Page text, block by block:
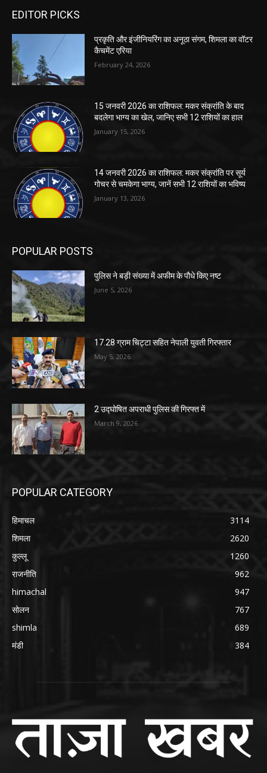
EDITOR PICKS
प्रकृति और इंजीनियरिंग का अनूठा संगम, शिमला का वॉटर
कैचमेंट एरिया
February 24, 2026
15 जनवरी 2026 का राशिफल: मकर संक्रांति के बाद
बदलेगा भाग्य का खेल, जानिए सभी 12 राशियों का हाल
January 15, 2026
14 जनवरी 2026 का राशिफल: मकर संक्रांति पर सूर्य
गोचर से चमकेगा भाग्य, जानें सभी 12 राशियों का भविष्य
January 13, 2026
POPULAR POSTS
पुलिस ने बड़ी संख्या में अफीम के पौधे किए नष्ट
June 5, 2026
17.28 ग्राम चिट्टा सहित नेपाली युवती गिरफ्तार
May 5, 2026
2 उद्घोषित अपराधी पुलिस की गिरफ्त में
March 9, 2026
POPULAR CATEGORY
हिमाचल
3114
शिमला
2620
कुल्लू
1260
राजनीति
962
himachal
947
सोलन
767
shimla
689
मंडी
384